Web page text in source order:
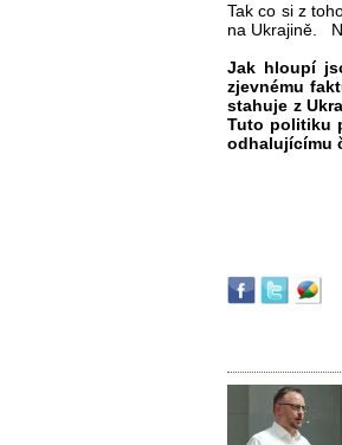
Tak co si z
na Ukrajině.
Jak hloupí
zjevnému
stahuje z
Tuto politiku
odhalujícímu